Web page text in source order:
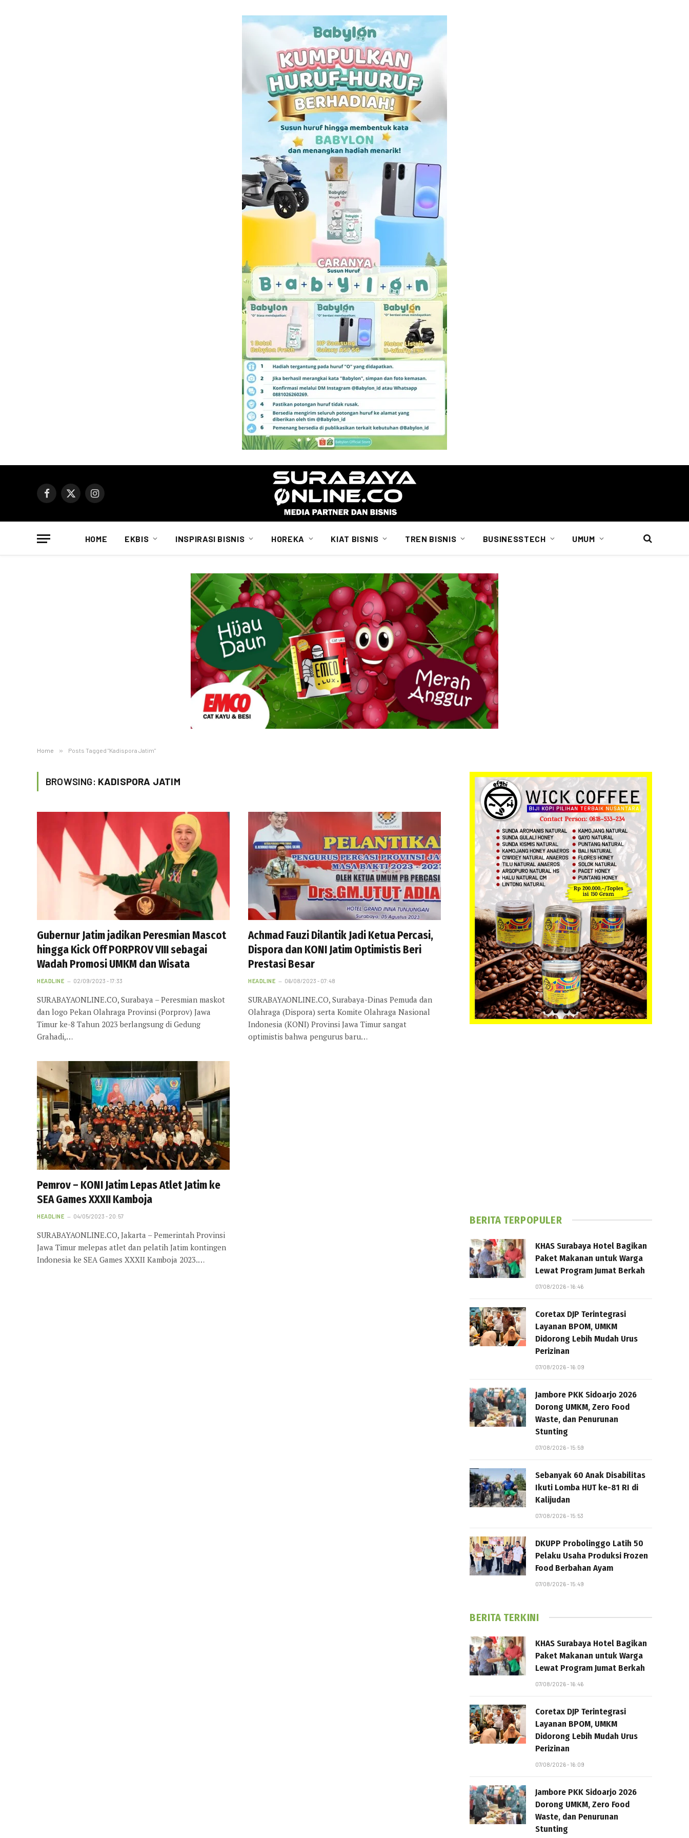
Facebook
X
Instagram
HOME EKBIS INSPIRASI BISNIS HOREKA KIAT BISNIS TREN BISNIS BUSINESSTECH UMUM
Home » Posts Tagged "Kadispora Jatim"
BROWSING: KADISPORA JATIM
Gubernur Jatim jadikan Peresmian Mascot
hingga Kick Off PORPROV VIII sebagai
Wadah Promosi UMKM dan Wisata
HEADLINE 02/09/2023 - 17:33
SURABAYAONLINE.CO, Surabaya – Peresmian maskot
dan logo Pekan Olahraga Provinsi (Porprov) Jawa
Timur ke-8 Tahun 2023 berlangsung di Gedung
Grahadi,…
Achmad Fauzi Dilantik Jadi Ketua Percasi,
Dispora dan KONI Jatim Optimistis Beri
Prestasi Besar
HEADLINE 06/08/2023 - 07:48
SURABAYAONLINE.CO, Surabaya-Dinas Pemuda dan
Olahraga (Dispora) serta Komite Olahraga Nasional
Indonesia (KONI) Provinsi Jawa Timur sangat
optimistis bahwa pengurus baru…
Pemrov – KONI Jatim Lepas Atlet Jatim ke
SEA Games XXXII Kamboja
HEADLINE 04/05/2023 - 20:57
SURABAYAONLINE.CO, Jakarta – Pemerintah Provinsi
Jawa Timur melepas atlet dan pelatih Jatim kontingen
Indonesia ke SEA Games XXXII Kamboja 2023.…
BERITA TERPOPULER
KHAS Surabaya Hotel Bagikan
Paket Makanan untuk Warga
Lewat Program Jumat Berkah
07/08/2026 - 16:46
Coretax DJP Terintegrasi
Layanan BPOM, UMKM
Didorong Lebih Mudah Urus
Perizinan
07/08/2026 - 16:09
Jambore PKK Sidoarjo 2026
Dorong UMKM, Zero Food
Waste, dan Penurunan
Stunting
07/08/2026 - 15:59
Sebanyak 60 Anak Disabilitas
Ikuti Lomba HUT ke-81 RI di
Kalijudan
07/08/2026 - 15:53
DKUPP Probolinggo Latih 50
Pelaku Usaha Produksi Frozen
Food Berbahan Ayam
07/08/2026 - 15:49
BERITA TERKINI
KHAS Surabaya Hotel Bagikan
Paket Makanan untuk Warga
Lewat Program Jumat Berkah
07/08/2026 - 16:46
Coretax DJP Terintegrasi
Layanan BPOM, UMKM
Didorong Lebih Mudah Urus
Perizinan
07/08/2026 - 16:09
Jambore PKK Sidoarjo 2026
Dorong UMKM, Zero Food
Waste, dan Penurunan
Stunting